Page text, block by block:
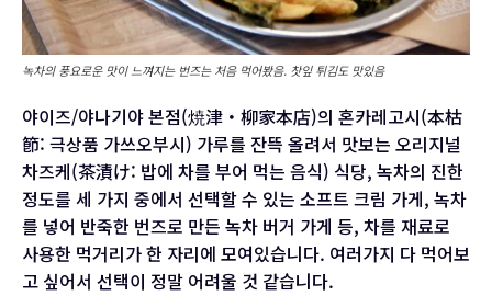
녹차의 풍요로운 맛이 느껴지는 번즈는 처음 먹어봤음. 찻잎 튀김도 맛있음
야이즈/야나기야 본점(焼津・柳家本店)의 혼카레고시(本枯
節: 극상품 가쓰오부시) 가루를 잔뜩 올려서 맛보는 오리지널
차즈케(茶漬け: 밥에 차를 부어 먹는 음식) 식당, 녹차의 진한
정도를 세 가지 중에서 선택할 수 있는 소프트 크림 가게, 녹차
를 넣어 반죽한 번즈로 만든 녹차 버거 가게 등, 차를 재료로
사용한 먹거리가 한 자리에 모여있습니다. 여러가지 다 먹어보
고 싶어서 선택이 정말 어려울 것 같습니다.